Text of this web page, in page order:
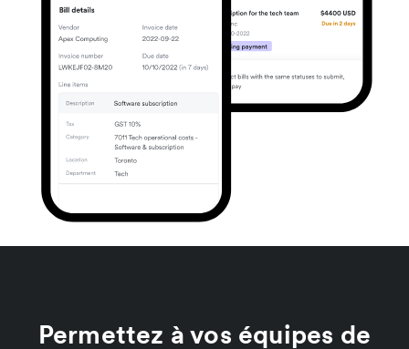
Permettez à vos équipes de